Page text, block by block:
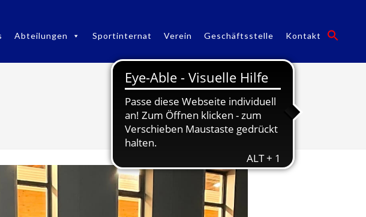
Abteilungen Sportinternat Verein Geschäftsstelle Kontakt
hsb Lichleslauf 2024